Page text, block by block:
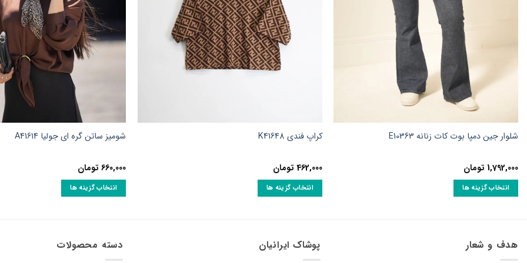
شلوار جین دمپا بوت کات زنانه E10363
1,792,000 تومان
انتخاب گزینه ها
انواع
مختلفی
کراپ فندی K41648
462,000 تومان
انتخاب گزینه ها
انواع
مختلفی
شومیز ساتن گره ای جولیا A41614
660,000 تومان
انتخاب گزینه ها
انواع
مختلفی
هدف و شعار پوشاک ایرانیان دسته محصولات